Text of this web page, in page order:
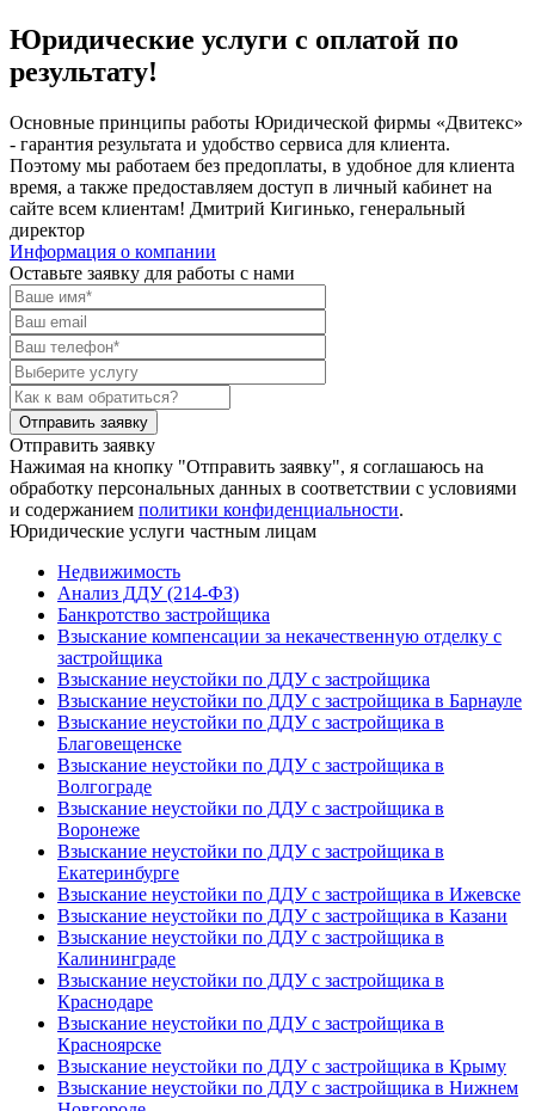
Юридические услуги с оплатой по
результату!
Основные принципы работы Юридической фирмы «Двитекс»
- гарантия результата и удобство сервиса для клиента.
Поэтому мы работаем без предоплаты, в удобное для клиента
время, а также предоставляем доступ в личный кабинет на
сайте всем клиентам! Дмитрий Кигинько, генеральный
директор
Информация о компании
Оставьте заявку для работы с нами
Отправить заявку
Нажимая на кнопку "Отправить заявку", я соглашаюсь на
обработку персональных данных в соответствии с условиями
и содержанием политики конфиденциальности.
Юридические услуги частным лицам
Недвижимость
Анализ ДДУ (214-ФЗ)
Банкротство застройщика
Взыскание компенсации за некачественную отделку с
застройщика
Взыскание неустойки по ДДУ с застройщика
Взыскание неустойки по ДДУ с застройщика в Барнауле
Взыскание неустойки по ДДУ с застройщика в
Благовещенске
Взыскание неустойки по ДДУ с застройщика в
Волгограде
Взыскание неустойки по ДДУ с застройщика в
Воронеже
Взыскание неустойки по ДДУ с застройщика в
Екатеринбурге
Взыскание неустойки по ДДУ с застройщика в Ижевске
Взыскание неустойки по ДДУ с застройщика в Казани
Взыскание неустойки по ДДУ с застройщика в
Калининграде
Взыскание неустойки по ДДУ с застройщика в
Краснодаре
Взыскание неустойки по ДДУ с застройщика в
Красноярске
Взыскание неустойки по ДДУ с застройщика в Крыму
Взыскание неустойки по ДДУ с застройщика в Нижнем